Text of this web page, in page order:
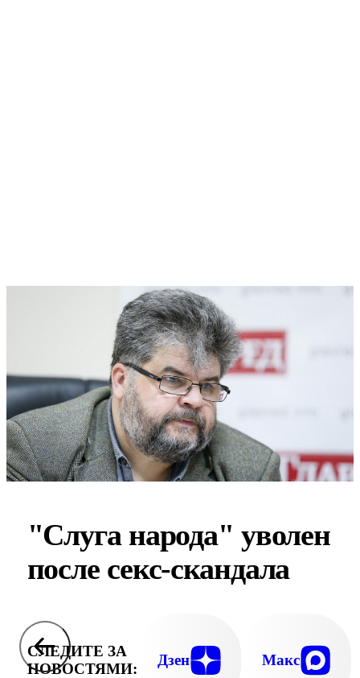
"Слуга народа" уволен
после секс-скандала
СЛЕДИТЕ ЗА
НОВОСТЯМИ:
Дзен Макс